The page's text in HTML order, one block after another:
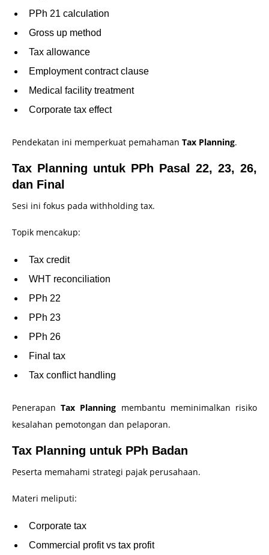
PPh 21 calculation
Gross up method
Tax allowance
Employment contract clause
Medical facility treatment
Corporate tax effect
Pendekatan ini memperkuat pemahaman Tax Planning.
Tax Planning untuk PPh Pasal 22, 23, 26,
dan Final
Sesi ini fokus pada withholding tax.
Topik mencakup:
Tax credit
WHT reconciliation
PPh 22
PPh 23
PPh 26
Final tax
Tax conflict handling
PenerapanTax Planning membantu meminimalkan risiko
kesalahan pemotongan dan pelaporan.
Tax Planning untuk PPh Badan
Peserta memahami strategi pajak perusahaan.
Materi meliputi:
Corporate tax
Commercial profit vs tax profit